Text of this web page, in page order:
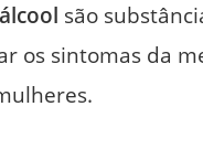
são
os sintomas da